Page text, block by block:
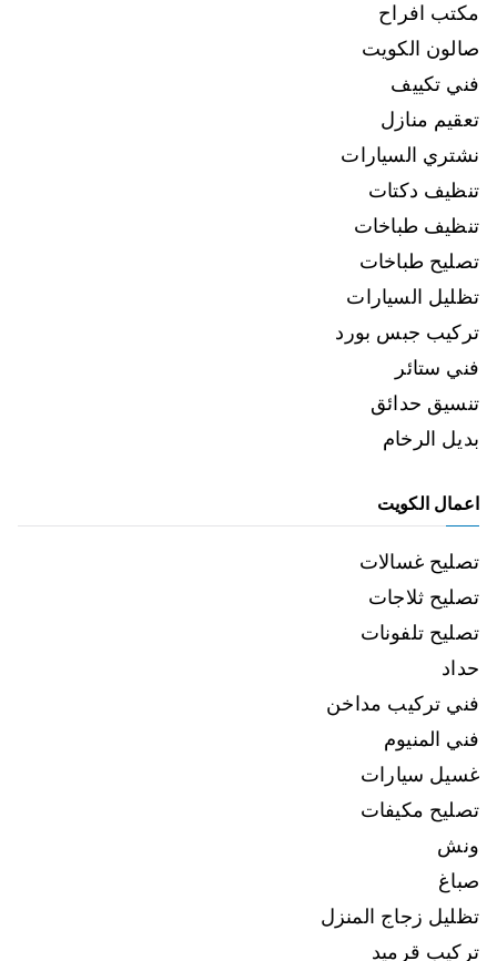
مكتب افراح
صالون الكويت
فني تكييف
تعقيم منازل
نشتري السيارات
تنظيف دكتات
تنظيف طباخات
تصليح طباخات
تظليل السيارات
تركيب جبس بورد
فني ستائر
تنسيق حدائق
بديل الرخام
اعمال الكويت
تصليح غسالات
تصليح ثلاجات
تصليح تلفونات
حداد
فني تركيب مداخن
فني المنيوم
غسيل سيارات
تصليح مكيفات
ونش
صباغ
تظليل زجاج المنزل
تركيب قرميد